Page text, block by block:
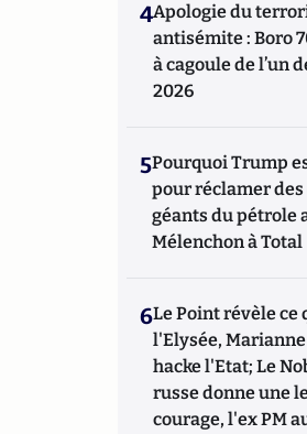
4Apologie du
antisémite : Boro
à cagoule de l’un
2026
5Pourquoi Trump
pour réclamer
géants du pétrole
Mélenchon à Total
6Le Point révèle ce
l'Elysée,
hacke l'Etat; Le
russe donne une
courage, l'ex PM